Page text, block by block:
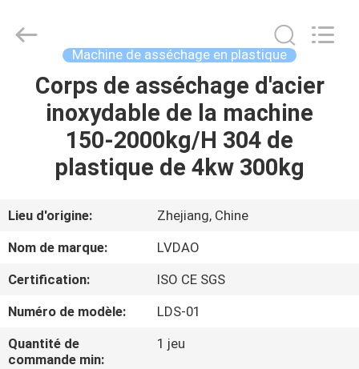
MAISON
PRODUITS
SUJET
DE
NOUS
VISITE
D'USINE
INDUSTRIAL
TRADE
Developed
Machine de asséchage en plastique
Corps de asséchage d'acier
inoxydable de la machine
150-2000kg/H 304 de
plastique de 4kw 300kg
Lieu d'origine:
Zhejiang, Chine
Nom de marque:
LVDAO
Certification:
ISO CE SGS
Numéro de modèle:
LDS-01
Quantité de
commande min:
1 jeu